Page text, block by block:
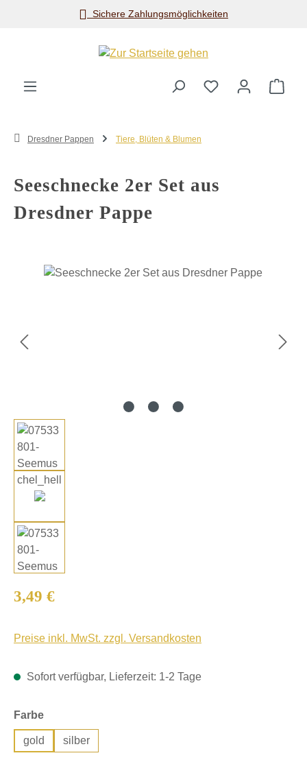
Zum Hauptinhalt springenSichere Zahlungsmöglichkeiten
Dresdner Pappen Tiere, Blüten & Blumen
Seeschnecke 2er Set aus
Dresdner Pappe
Bildergalerie überspringen
Regulärer Preis:
3,49 €
Preise inkl. MwSt. zzgl. Versandkosten
Sofort verfügbar, Lieferzeit: 1-2 Tage
Farbeauswählen
gold silber